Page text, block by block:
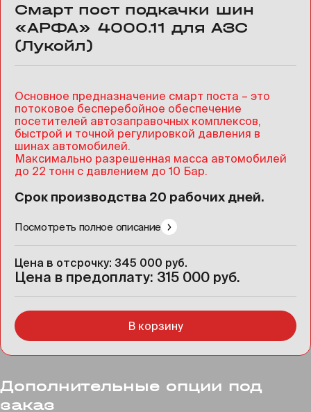
Смарт пост подкачки шин
«АРФА» 4000.11 для АЗС
(Лукойл)
Основное предназначение смарт поста – это
потоковое бесперебойное обеспечение
посетителей автозаправочных комплексов,
быстрой и точной регулировкой давления в
шинах автомобилей.
Максимально разрешенная масса автомобилей
до 22 тонн с давлением до 10 Бар.
Срок производства 20 рабочих дней.
Посмотреть полное описание
Цена в отсрочку: 345 000 руб.
Цена в предоплату: 315 000 руб.
В корзину
Дополнительные опции под
заказ